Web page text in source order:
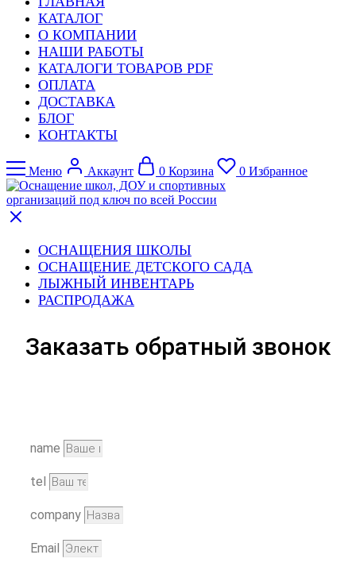
КАТАЛОГ
О КОМПАНИИ
НАШИ РАБОТЫ
КАТАЛОГИ ТОВАРОВ PDF
ОПЛАТА
ДОСТАВКА
БЛОГ
КОНТАКТЫ
Меню Аккаунт 0 Корзина 0 Избранное
ОСНАЩЕНИЯ ШКОЛЫ
ОСНАЩЕНИЕ ДЕТСКОГО САДА
ЛЫЖНЫЙ ИНВЕНТАРЬ
РАСПРОДАЖА
Заказать обратный звонок
name
tel
company
Email